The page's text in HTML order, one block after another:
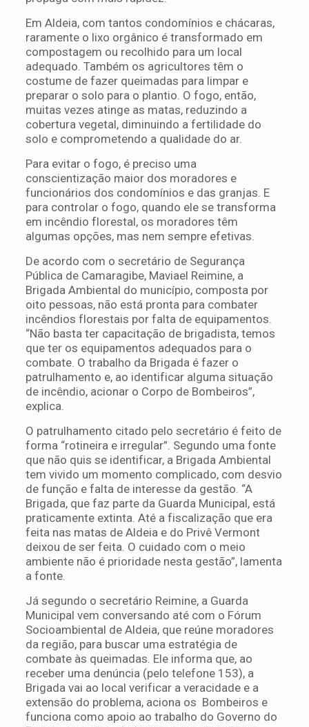
Em Aldeia, com tantos condomínios e chácaras,
raramente o lixo orgânico é transformado em
compostagem ou recolhido para um local
adequado. Também os agricultores têm o
costume de fazer queimadas para limpar e
preparar o solo para o plantio. O fogo, então,
muitas vezes atinge as matas, reduzindo a
cobertura vegetal, diminuindo a fertilidade do
solo e comprometendo a qualidade do ar.
Para evitar o fogo, é preciso uma
conscientização maior dos moradores e
funcionários dos condomínios e das granjas. E
para controlar o fogo, quando ele se transforma
em incêndio florestal, os moradores têm
algumas opções, mas nem sempre efetivas.
De acordo com o secretário de Segurança
Pública de Camaragibe, Maviael Reimine, a
Brigada Ambiental do município, composta por
oito pessoas, não está pronta para combater
incêndios florestais por falta de equipamentos.
“Não basta ter capacitação de brigadista, temos
que ter os equipamentos adequados para o
combate. O trabalho da Brigada é fazer o
patrulhamento e, ao identificar alguma situação
de incêndio, acionar o Corpo de Bombeiros”,
explica.
O patrulhamento citado pelo secretário é feito de
forma “rotineira e irregular”. Segundo uma fonte
que não quis se identificar, a Brigada Ambiental
tem vivido um momento complicado, com desvio
de função e falta de interesse da gestão. “A
Brigada, que faz parte da Guarda Municipal, está
praticamente extinta. Até a fiscalização que era
feita nas matas de Aldeia e do Privê Vermont
deixou de ser feita. O cuidado com o meio
ambiente não é prioridade nesta gestão”, lamenta
a fonte.
Já segundo o secretário Reimine, a Guarda
Municipal vem conversando até com o Fórum
Socioambiental de Aldeia, que reúne moradores
da região, para buscar uma estratégia de
combate às queimadas. Ele informa que, ao
receber uma denúncia (pelo telefone 153), a
Brigada vai ao local verificar a veracidade e a
extensão do problema, aciona os Bombeiros e
funciona como apoio ao trabalho do Governo do